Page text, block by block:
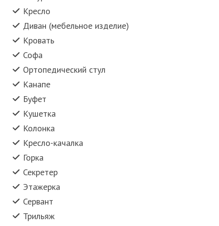
Кресло
Диван (мебельное изделие)
Кровать
Софа
Ортопедический стул
Канапе
Буфет
Кушетка
Колонка
Кресло-качалка
Горка
Секретер
Этажерка
Сервант
Трильяж